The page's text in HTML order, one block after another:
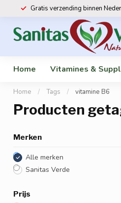
Gratis verzending binnen
Home Vitamines &
Home / Tags / vitamine B6
Producten
Merken
Alle merken
Sanitas Verde
Prijs